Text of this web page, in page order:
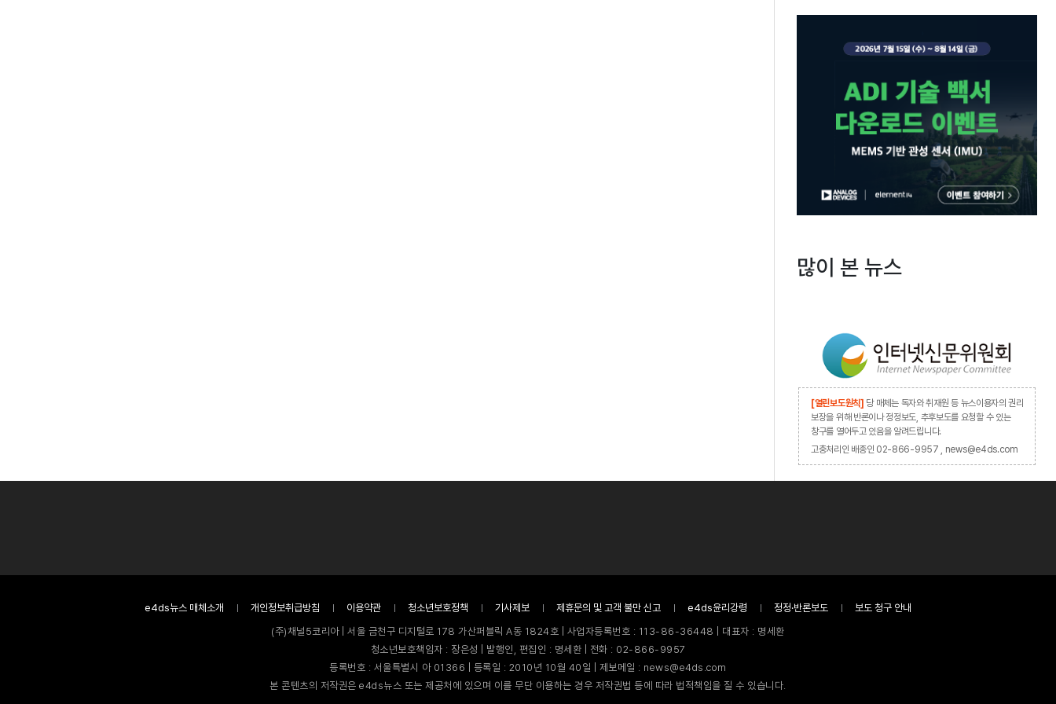
많이 본 뉴스
[열린보도원칙] 당 매체는 독자와 취재원 등 뉴스이용자의 권리
보장을 위해 반론이나 정정보도, 추후보도를 요청할 수 있는
창구를 열어두고 있음을 알려드립니다.
고충처리인 배종인 02-866-9957 , news@e4ds.com
e4ds뉴스 매체소개 개인정보취급방침 이용약관 청소년보호정책 기사제보 제휴문의 및 고객 불만 신고 e4ds윤리강령 정정·반론보도
보도 청구 안내
(주)채널5코리아 | 서울 금천구 디지털로 178 가산퍼블릭 A동 1824호 | 사업자등록번호 : 113-86-36448 | 대표자 : 명세환
청소년보호책임자 : 장은성 | 발행인, 편집인 : 명세환 | 전화 : 02-866-9957
등록번호 : 서울특별시 아 01366 | 등록일 : 2010년 10월 40일 | 제보메일 : news@e4ds.com
본 콘텐츠의 저작권은 e4ds뉴스 또는 제공처에 있으며 이를 무단 이용하는 경우 저작권법 등에 따라 법적책임을 질 수 있습니다.